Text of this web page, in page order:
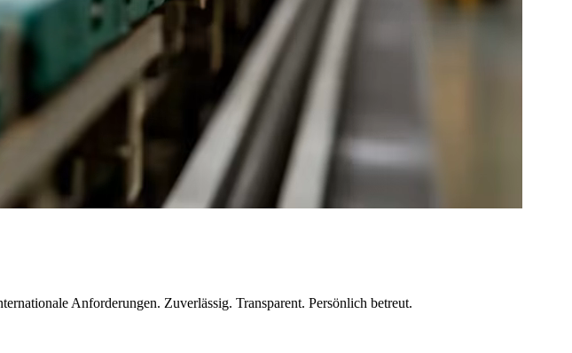
Anforderungen. Zuverlässig. Transparent. Persönlich betreut.